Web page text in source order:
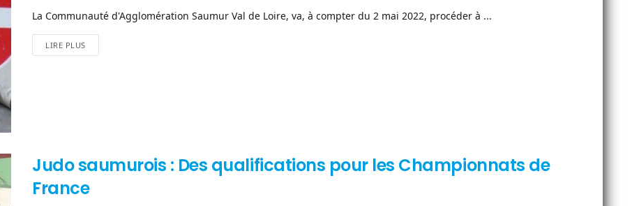
La Communauté d'Agglomération Saumur Val de Loire, va, à compter du 2 mai 2022, procéder à ...
LIRE PLUS
Judo saumurois : Des qualifications pour les Championnats de
France